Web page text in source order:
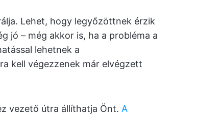
Lehet, hogy legyőzöttnek érzik
jó – még akkor is, ha a probléma a
lehetnek a
kell végezzenek már elvégzett
vezető útra állíthatja Önt. A